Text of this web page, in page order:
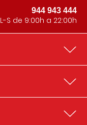
944 943 444
L-S de 9:00h a 22:00h